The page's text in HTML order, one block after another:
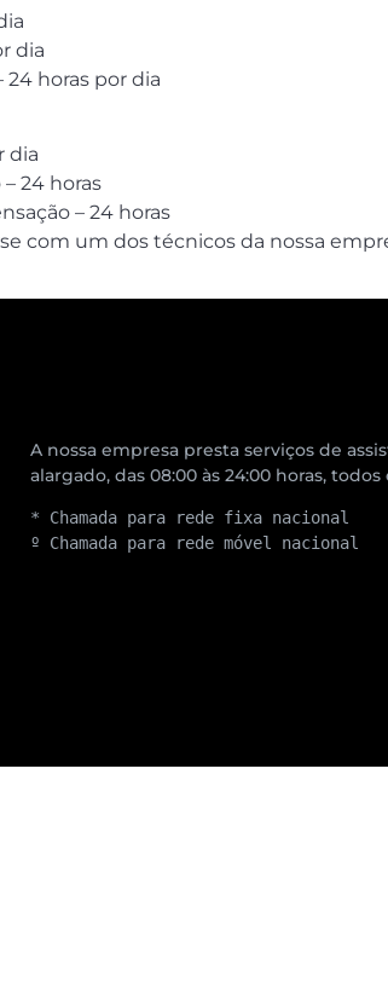
dia
horas por dia
dia
24 horas
– 24 horas
com um dos técnicos da nossa
A nossa empresa presta serviços de
alargado, das 08:00 às 24:00 horas,
* Chamada para rede fixa nacional
º Chamada para rede móvel nacional